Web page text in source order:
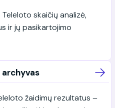
skaičių analizė,
ir jų pasikartojimo
žaidimų rezultatus –